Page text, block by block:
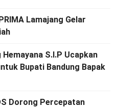
Lamajang Gelar
S.I.P Ucapkan
Bupati Bandung Bapak
Dorong Percepatan